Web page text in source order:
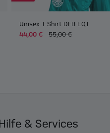
Unisex T-Shirt DFB EQT
44,00 €
55,00 €
Hilfe & Services